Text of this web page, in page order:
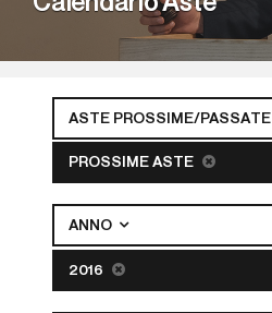
ASTE PROSSIME/PASSATE
PROSSIME ASTE
ANNO
2016